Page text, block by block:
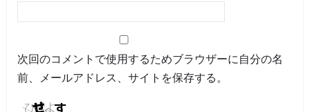
次回のコメントで使用するためブラウザーに自分の名
前、メールアドレス、サイトを保存する。